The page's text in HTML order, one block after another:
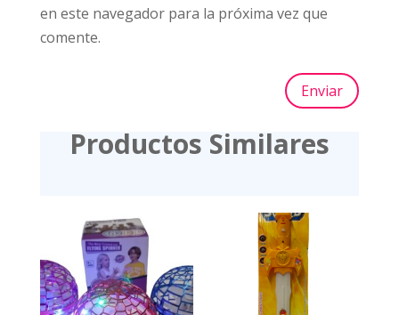
en este navegador para la próxima vez que
comente.
Enviar
Productos Similares